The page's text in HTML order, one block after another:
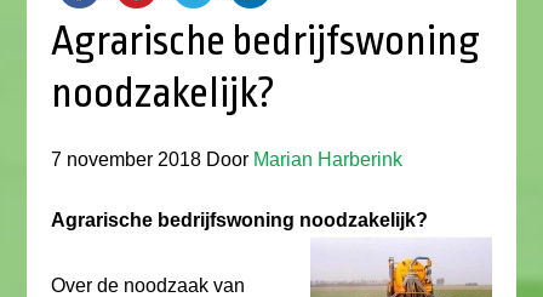
Agrarische bedrijfswoning
noodzakelijk?
7 november 2018 Door Marian Harberink
Agrarische bedrijfswoning noodzakelijk?
Over de noodzaak van